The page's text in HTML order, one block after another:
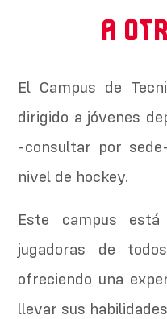
a
El Campus de
dirigido a jóvenes
-consultar por
nivel de hockey.
Este campus
jugadoras de
ofreciendo una
llevar sus